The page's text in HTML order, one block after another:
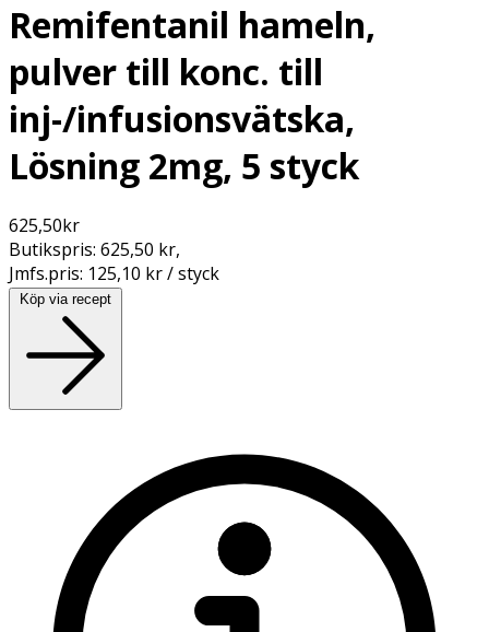
Remifentanil hameln,
pulver till konc. till
inj-/infusionsvätska,
Lösning 2mg, 5 styck
625,50kr
Butikspris: 625,50 kr,
Jmfs.pris: 125,10 kr / styck
Köp via recept